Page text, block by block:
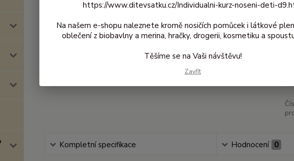
Kompletní specifikace Hodnocení 0
https://www.ditevsatku.cz/Individualni-kurz-noseni-deti-
Na našem e-shopu naleznete kromě nosičích pomůcek i látkové
oblečení z biobavlny a merina, hračky, drogerii, kosmetiku a
Těšíme se na Vaši návštěvu!
Zavřít